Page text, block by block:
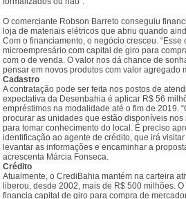
O comerciante Robson Barreto conseguiu
loja de materiais elétricos que abriu quando
Com o financiamento, o negócio cresceu. “Esse
microempresário com capital de giro para
com o de venda. O valor nos dá chance de
pensar em novos produtos com valor agregado
Cadastro
A contratação pode ser feita nos postos de
expectativa da Desenbahia é aplicar R$ 56
empréstimos na modalidade até o fim de 2019.
procurar as unidades que estão disponíveis
para tomar conhecimento do local. É preciso
identificação ao agente de crédito, que irá
levantar as informações e encaminhar a
acrescenta Márcia Fonseca.
Crédito
Atualmente, o CrediBahia mantém na carteira
liberou, desde 2002, mais de R$ 500 milhões.
financia capital de giro para compra de